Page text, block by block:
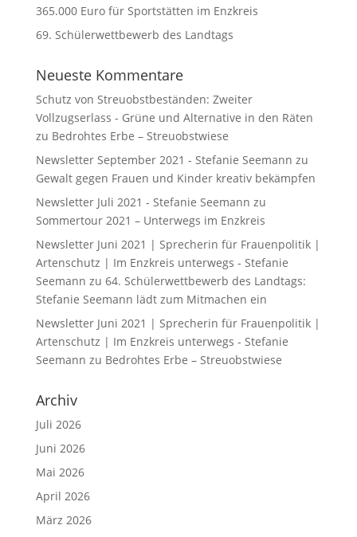
365.000 Euro für Sportstätten im Enzkreis
69. Schülerwettbewerb des Landtags
Neueste Kommentare
Schutz von Streuobstbeständen: Zweiter
Vollzugserlass - Grüne und Alternative in den Räten
zu Bedrohtes Erbe – Streuobstwiese
Newsletter September 2021 - Stefanie Seemann zu
Gewalt gegen Frauen und Kinder kreativ bekämpfen
Newsletter Juli 2021 - Stefanie Seemann zu
Sommertour 2021 – Unterwegs im Enzkreis
Newsletter Juni 2021 | Sprecherin für Frauenpolitik |
Artenschutz | Im Enzkreis unterwegs - Stefanie
Seemann zu 64. Schülerwettbewerb des Landtags:
Stefanie Seemann lädt zum Mitmachen ein
Newsletter Juni 2021 | Sprecherin für Frauenpolitik |
Artenschutz | Im Enzkreis unterwegs - Stefanie
Seemann zu Bedrohtes Erbe – Streuobstwiese
Archiv
Juli 2026
Juni 2026
Mai 2026
April 2026
März 2026